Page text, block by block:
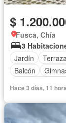
$
Fusca, Chía
3
Jardín
Terraza
Balcón
Gas natural
Hace 3 días, 11